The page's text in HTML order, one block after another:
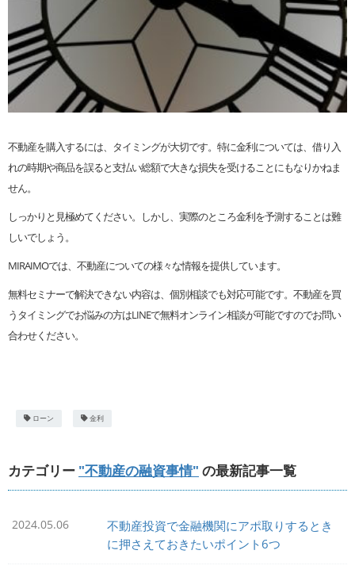
不動産を購入するには、タイミングが大切です。特に金利については、借り入
れの時期や商品を誤ると支払い総額で大きな損失を受けることにもなりかねま
せん。
しっかりと見極めてください。しかし、実際のところ金利を予測することは難
しいでしょう。
MIRAIMOでは、不動産についての様々な情報を提供しています。
無料セミナーで解決できない内容は、個別相談でも対応可能です。不動産を買
うタイミングでお悩みの方はLINEで無料オンライン相談が可能ですのでお問い
合わせください。
ローン 金利
カテゴリー "不動産の融資事情" の最新記事一覧
2024.05.06
不動産投資で金融機関にアポ取りするとき
に押さえておきたいポイント6つ